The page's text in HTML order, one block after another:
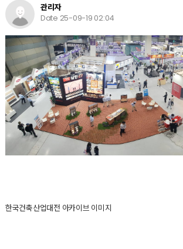
관리자
Date 25-09-19 02:04
한국건축산업대전 아카이브 이미지